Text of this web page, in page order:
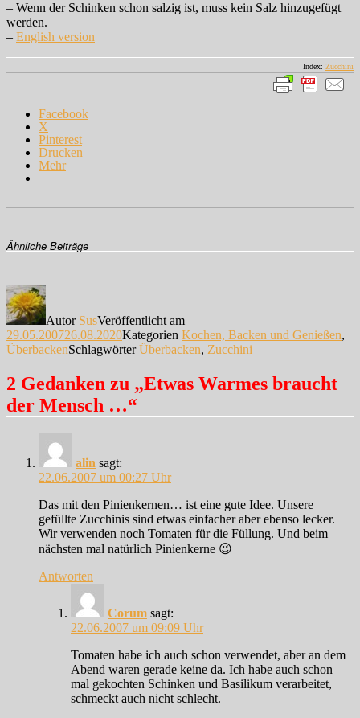
– Wenn der Schinken schon salzig ist, muss kein Salz hinzugefügt
werden.
– English version
Index: Zucchini
Facebook
X
Pinterest
Drucken
Mehr
Ähnliche Beiträge
Autor SusVeröffentlicht am
29.05.200726.08.2020Kategorien Kochen, Backen und Genießen,
ÜberbackenSchlagwörterÜberbacken, Zucchini
2 Gedanken zu „Etwas Warmes braucht
der Mensch …“
alin sagt:
22.06.2007 um 00:27 Uhr
Das mit den Pinienkernen… ist eine gute Idee. Unsere
gefüllte Zucchinis sind etwas einfacher aber ebenso lecker.
Wir verwenden noch Tomaten für die Füllung. Und beim
nächsten mal natürlich Pinienkerne 😉
Antworten
Corum sagt:
22.06.2007 um 09:09 Uhr
Tomaten habe ich auch schon verwendet, aber an dem
Abend waren gerade keine da. Ich habe auch schon
mal gekochten Schinken und Basilikum verarbeitet,
schmeckt auch nicht schlecht.